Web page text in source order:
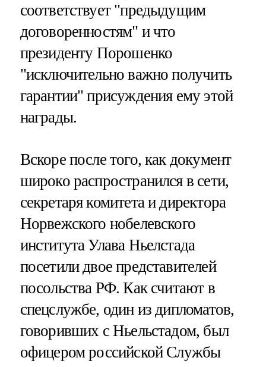
соответствует "предыдущим
договоренностям" и что
президенту Порошенко
"исключительно важно получить
гарантии" присуждения ему этой
награды.
Вскоре после того, как документ
широко распространился в сети,
секретаря комитета и директора
Норвежского нобелевского
института Улава Ньелстада
посетили двое представителей
посольства РФ. Как считают в
спецслужбе, один из дипломатов,
говоривших с Ньельстадом, был
офицером российской Службы